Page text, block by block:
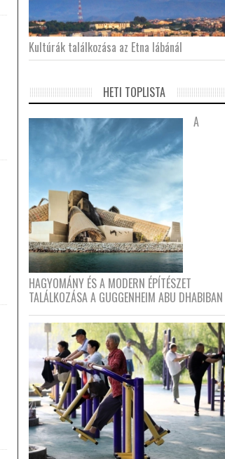
Kultúrák találkozása az Etna lábánál
HETI TOPLISTA
A
HAGYOMÁNY ÉS A MODERN ÉPÍTÉSZET
TALÁLKOZÁSA A GUGGENHEIM ABU DHABIBAN